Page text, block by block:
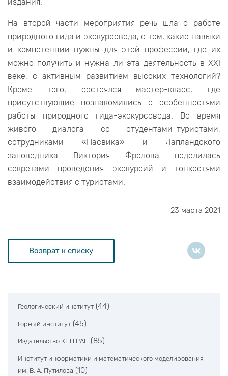
На второй части мероприятия речь шла о работе
природного гида и экскурсовода, о том, какие навыки
и компетенции нужны для этой профессии, где их
можно получить и нужна ли эта деятельность в XXI
веке, с активным развитием высоких технологий?
Кроме того, состоялся мастер-класс, где
присутствующие познакомились с особенностями
работы природного гида-экскурсовода. Во время
живого диалога со студентами-туристами,
сотрудниками «Пасвика» и Лапландского
заповедника Виктория Фролова поделилась
секретами проведения экскурсий и тонкостями
взаимодействия с туристами.
23 марта 2021
Возврат к списку
Геологический институт (44)
Горный институт (45)
Издательство КНЦ РАН (85)
Институт информатики и математического моделирования
им. В. А. Путилова (10)